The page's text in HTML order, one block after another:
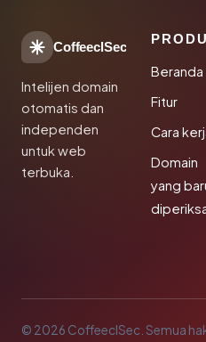
CoffeeclSec
Intelijen domain
otomatis dan
independen
untuk web
terbuka.
Beranda
Fitur
Cara
Domain
yang
© 2026 CoffeeclSec. Semua